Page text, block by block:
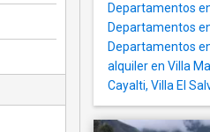
Departamentos
Departamentos
Departamentos
alquiler en Villa
Cayalti, Villa El